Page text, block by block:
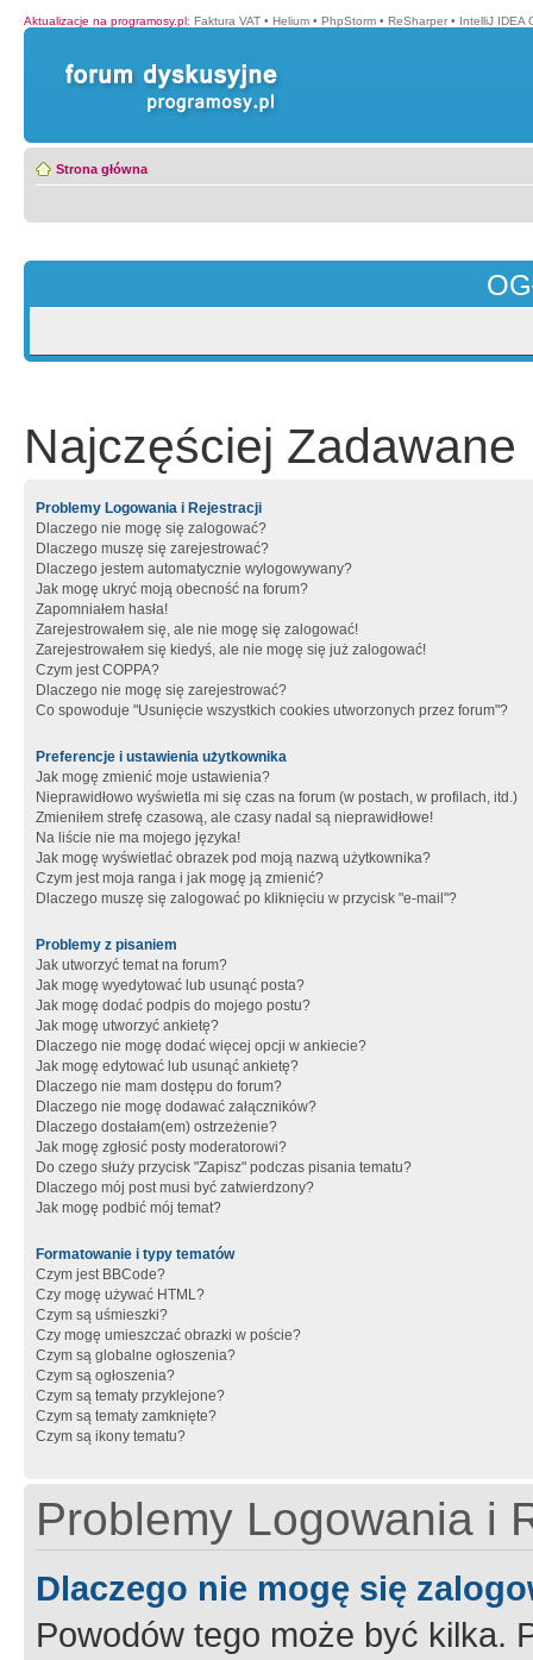
Aktualizacje na programosy.pl: Faktura VAT • Helium • PhpStorm • ReSharper • IntelliJ IDEA
Strona główna
Najczęściej Zadawane
Problemy Logowania i Rejestracji
Dlaczego nie mogę się zalogować?
Dlaczego muszę się zarejestrować?
Dlaczego jestem automatycznie wylogowywany?
Jak mogę ukryć moją obecność na forum?
Zapomniałem hasła!
Zarejestrowałem się, ale nie mogę się zalogować!
Zarejestrowałem się kiedyś, ale nie mogę się już zalogować!
Czym jest COPPA?
Dlaczego nie mogę się zarejestrować?
Co spowoduje "Usunięcie wszystkich cookies utworzonych przez forum"?
Preferencje i ustawienia użytkownika
Jak mogę zmienić moje ustawienia?
Nieprawidłowo wyświetla mi się czas na forum (w postach, w profilach, itd.)
Zmieniłem strefę czasową, ale czasy nadal są nieprawidłowe!
Na liście nie ma mojego języka!
Jak mogę wyświetlać obrazek pod moją nazwą użytkownika?
Czym jest moja ranga i jak mogę ją zmienić?
Dlaczego muszę się zalogować po kliknięciu w przycisk "e-mail"?
Problemy z pisaniem
Jak utworzyć temat na forum?
Jak mogę wyedytować lub usunąć posta?
Jak mogę dodać podpis do mojego postu?
Jak mogę utworzyć ankietę?
Dlaczego nie mogę dodać więcej opcji w ankiecie?
Jak mogę edytować lub usunąć ankietę?
Dlaczego nie mam dostępu do forum?
Dlaczego nie mogę dodawać załączników?
Dlaczego dostałam(em) ostrzeżenie?
Jak mogę zgłosić posty moderatorowi?
Do czego służy przycisk "Zapisz" podczas pisania tematu?
Dlaczego mój post musi być zatwierdzony?
Jak mogę podbić mój temat?
Formatowanie i typy tematów
Czym jest BBCode?
Czy mogę używać HTML?
Czym są uśmieszki?
Czy mogę umieszczać obrazki w poście?
Czym są globalne ogłoszenia?
Czym są ogłoszenia?
Czym są tematy przyklejone?
Czym są tematy zamknięte?
Czym są ikony tematu?
Problemy Logowania i
Dlaczego nie mogę się
Powodów tego może być kilka.